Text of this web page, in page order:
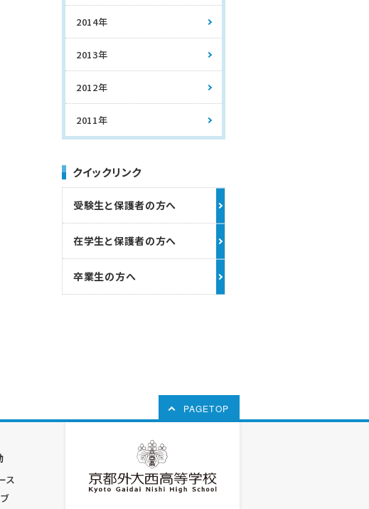
2014年
2013年
2012年
2011年
クイックリンク
受験生と保護者の方へ
在学生と保護者の方へ
卒業生の方へ
PAGETOP
ス